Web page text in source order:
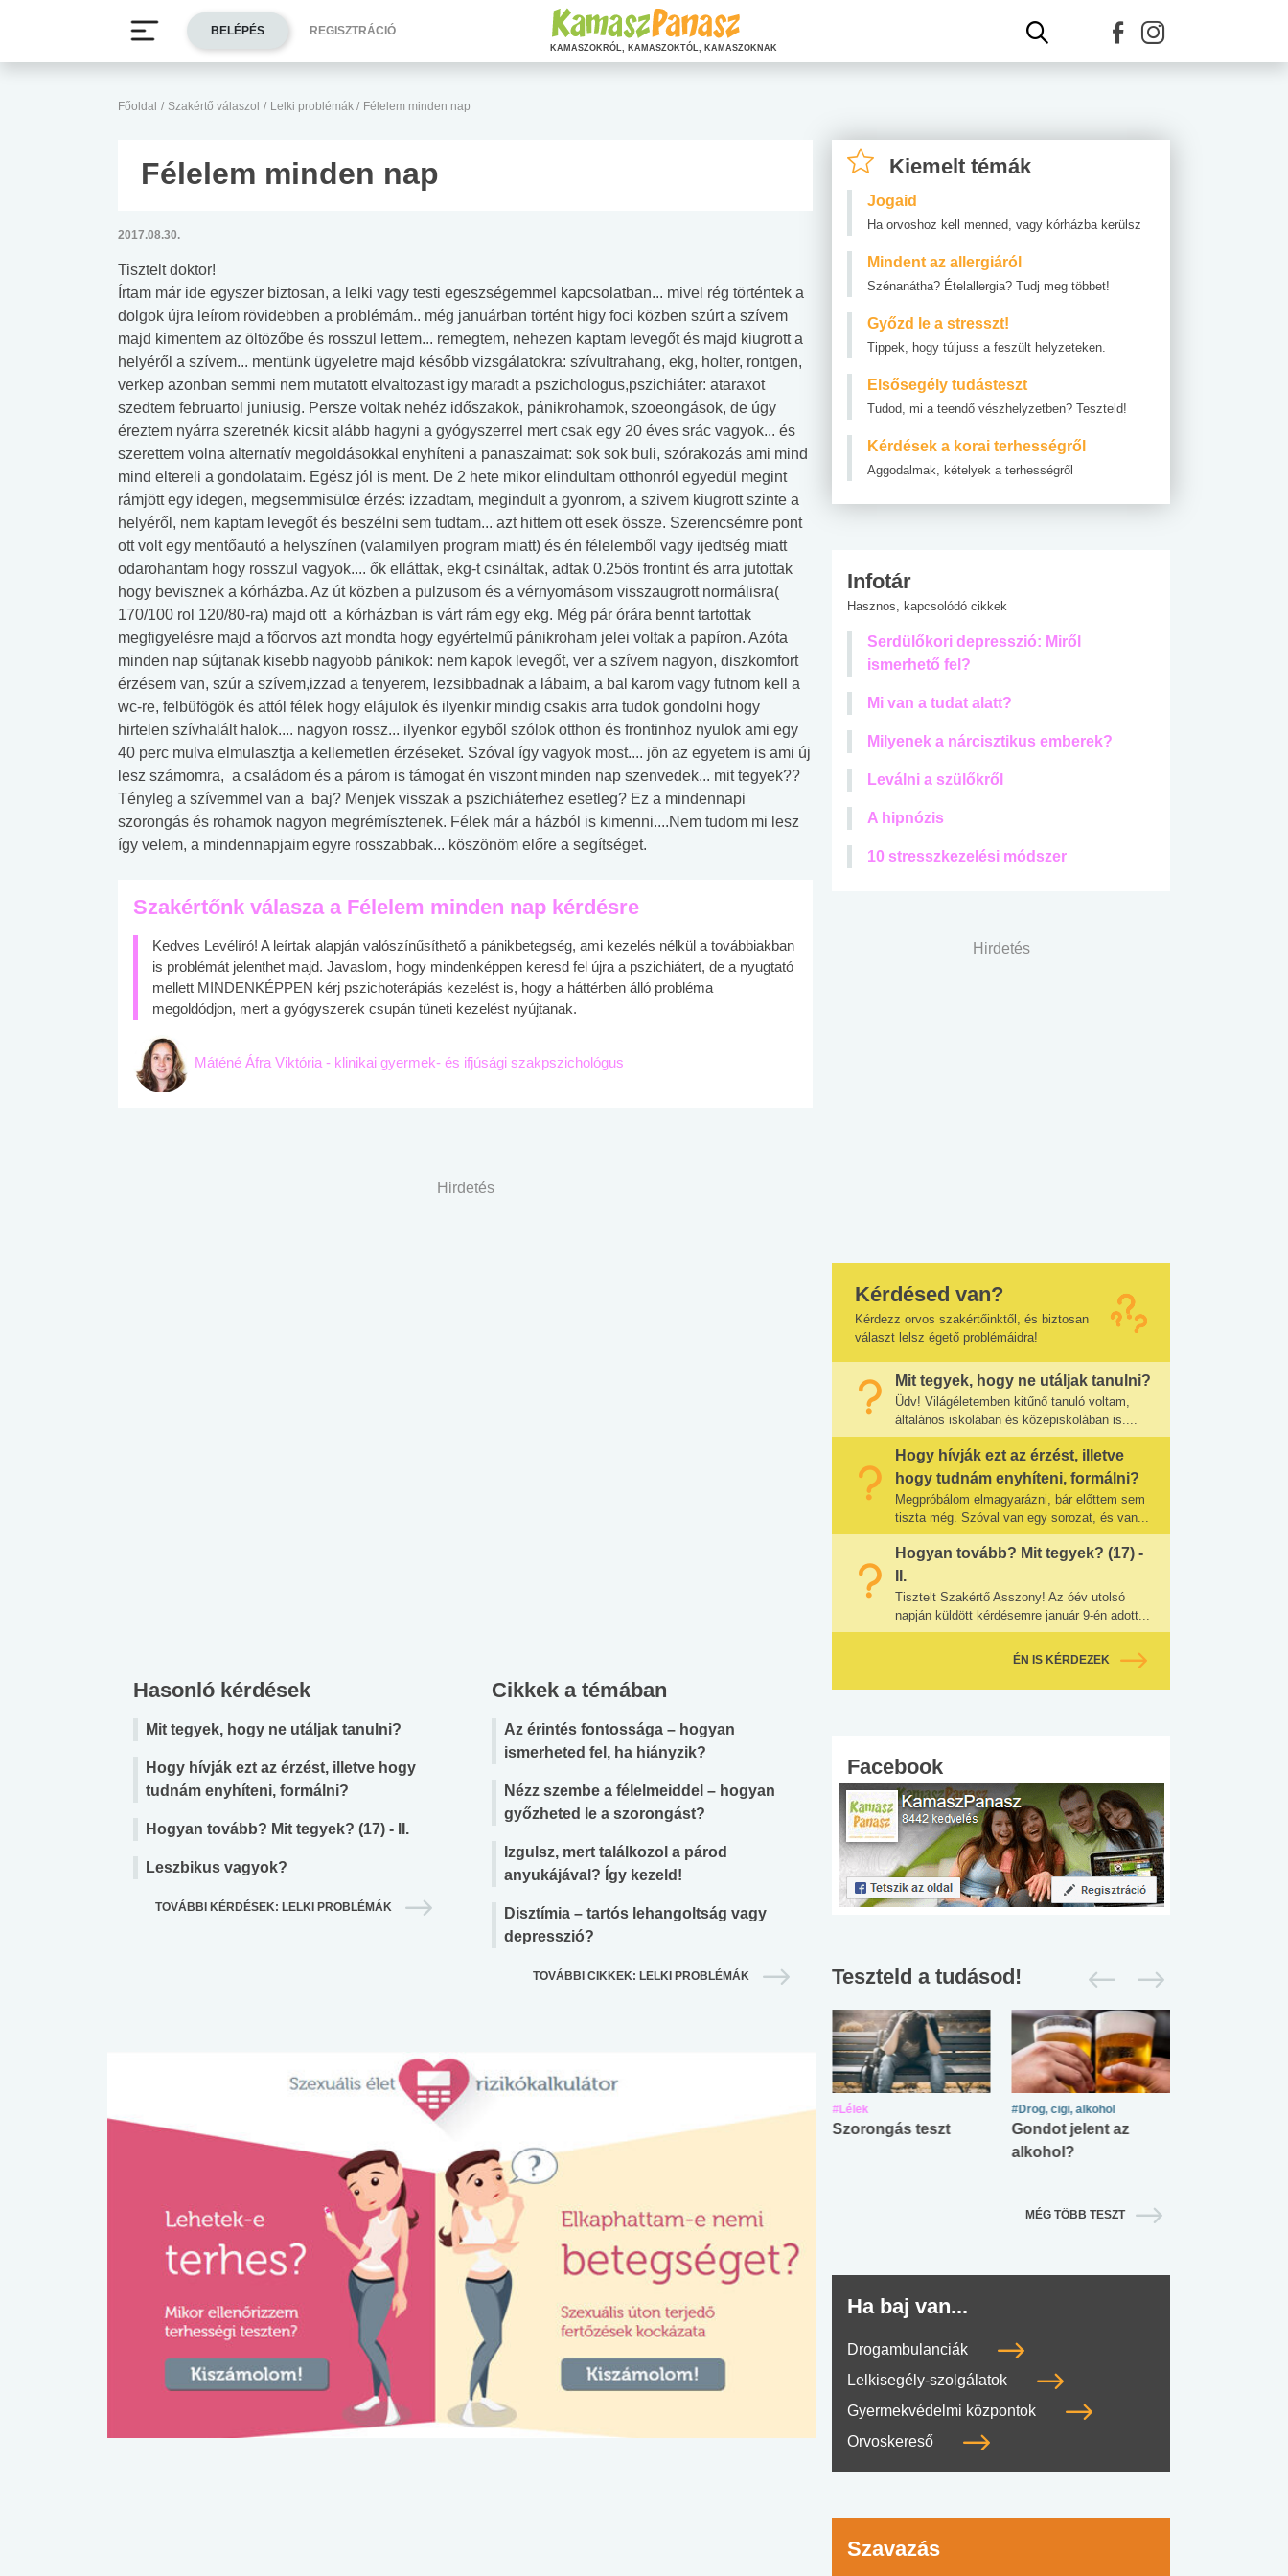
Főoldal / Szakértő válaszol / Lelki problémák / Félelem minden nap
Félelem minden nap
2017.08.30.
Tisztelt doktor!
Írtam már ide egyszer biztosan, a lelki vagy testi egeszségemmel kapcsolatban... mivel rég történtek a
dolgok újra leírom rövidebben a problémám.. még januárban történt higy foci közben szúrt a szívem
majd kimentem az öltözőbe és rosszul lettem... remegtem, nehezen kaptam levegőt és majd kiugrott a
helyéről a szívem... mentünk ügyeletre majd később vizsgálatokra: szívultrahang, ekg, holter, rontgen,
verkep azonban semmi nem mutatott elvaltozast igy maradt a pszichologus,pszichiáter: ataraxot
szedtem februartol juniusig. Persze voltak nehéz időszakok, pánikrohamok, szoeongások, de úgy
éreztem nyárra szeretnék kicsit alább hagyni a gyógyszerrel mert csak egy 20 éves srác vagyok... és
szerettem volna alternatív megoldásokkal enyhíteni a panaszaimat: sok sok buli, szórakozás ami mind
mind eltereli a gondolataim. Egész jól is ment. De 2 hete mikor elindultam otthonról egyedül megint
rámjött egy idegen, megsemmisülœ érzés: izzadtam, megindult a gyonrom, a szivem kiugrott szinte a
helyéről, nem kaptam levegőt és beszélni sem tudtam... azt hittem ott esek össze. Szerencsémre pont
ott volt egy mentőautó a helyszínen (valamilyen program miatt) és én félelemből vagy ijedtség miatt
odarohantam hogy rosszul vagyok.... ők elláttak, ekg-t csináltak, adtak 0.25ös frontint és arra jutottak
hogy bevisznek a kórházba. Az út közben a pulzusom és a vérnyomásom visszaugrott normálisra(
170/100 rol 120/80-ra) majd ott a kórházban is várt rám egy ekg. Még pár órára bennt tartottak
megfigyelésre majd a főorvos azt mondta hogy egyértelmű pánikroham jelei voltak a papíron. Azóta
minden nap sújtanak kisebb nagyobb pánikok: nem kapok levegőt, ver a szívem nagyon, diszkomfort
érzésem van, szúr a szívem,izzad a tenyerem, lezsibbadnak a lábaim, a bal karom vagy futnom kell a
wc-re, felbüfögök és attól félek hogy elájulok és ilyenkir mindig csakis arra tudok gondolni hogy
hirtelen szívhalált halok.... nagyon rossz... ilyenkor egyből szólok otthon és frontinhoz nyulok ami egy
40 perc mulva elmulasztja a kellemetlen érzéseket. Szóval így vagyok most.... jön az egyetem is ami új
lesz számomra, a családom és a párom is támogat én viszont minden nap szenvedek... mit tegyek??
Tényleg a szívemmel van a baj? Menjek visszak a pszichiáterhez esetleg? Ez a mindennapi
szorongás és rohamok nagyon megrémísztenek. Félek már a házból is kimenni....Nem tudom mi lesz
így velem, a mindennapjaim egyre rosszabbak... köszönöm előre a segítséget.
Szakértőnk válasza a Félelem minden nap kérdésre
Kedves Levélíró! A leírtak alapján valószínűsíthető a pánikbetegség, ami kezelés nélkül a továbbiakban
is problémát jelenthet majd. Javaslom, hogy mindenképpen keresd fel újra a pszichiátert, de a nyugtató
mellett MINDENKÉPPEN kérj pszichoterápiás kezelést is, hogy a háttérben álló probléma
megoldódjon, mert a gyógyszerek csupán tüneti kezelést nyújtanak.
Máténé Áfra Viktória - klinikai gyermek- és ifjúsági szakpszichológus
Hirdetés
Hasonló kérdések
Mit tegyek, hogy ne utáljak tanulni?
Hogy hívják ezt az érzést, illetve hogy
tudnám enyhíteni, formálni?
Hogyan tovább? Mit tegyek? (17) - II.
Leszbikus vagyok?
TOVÁBBI KÉRDÉSEK: LELKI PROBLÉMÁK
Cikkek a témában
Az érintés fontossága – hogyan
ismerheted fel, ha hiányzik?
Nézz szembe a félelmeiddel – hogyan
győzheted le a szorongást?
Izgulsz, mert találkozol a párod
anyukájával? Így kezeld!
Disztímia – tartós lehangoltság vagy
depresszió?
TOVÁBBI CIKKEK: LELKI PROBLÉMÁK
Kiemelt témák
Jogaid
Ha orvoshoz kell menned, vagy kórházba kerülsz
Mindent az allergiáról
Szénanátha? Ételallergia? Tudj meg többet!
Győzd le a stresszt!
Tippek, hogy túljuss a feszült helyzeteken.
Elsősegély tudásteszt
Tudod, mi a teendő vészhelyzetben? Teszteld!
Kérdések a korai terhességről
Aggodalmak, kételyek a terhességről
Infotár
Hasznos, kapcsolódó cikkek
Serdülőkori depresszió: Miről
ismerhető fel?
Mi van a tudat alatt?
Milyenek a nárcisztikus emberek?
Leválni a szülőkről
A hipnózis
10 stresszkezelési módszer
Hirdetés
Kérdésed van?
Kérdezz orvos szakértőinktől, és biztosan
választ lelsz égető problémáidra!
Mit tegyek, hogy ne utáljak tanulni?
Üdv! Világéletemben kitűnő tanuló voltam,
általános iskolában és középiskolában is....
Hogy hívják ezt az érzést, illetve
hogy tudnám enyhíteni, formálni?
Megpróbálom elmagyarázni, bár előttem sem
tiszta még. Szóval van egy sorozat, és van...
Hogyan tovább? Mit tegyek? (17) -
II.
Tisztelt Szakértő Asszony! Az óév utolsó
napján küldött kérdésemre január 9-én adott...
ÉN IS KÉRDEZEK
Facebook
Teszteld a tudásod!
Mekkora az ökológiai
tudásteszt
nyelvvizsga teszt -
No.42
Internet-függőség
#Lélek
Szorongás teszt
#Drog, cigi, alkohol
Gondot jelent az
alkohol?
MÉG TÖBB TESZT
Ha baj van...
Drogambulanciák
Lelkisegély-szolgálatok
Gyermekvédelmi központok
Orvoskereső
Szavazás
BELÉPÉS REGISZTRÁCIÓ
KAMASZOKRÓL, KAMASZOKTÓL, KAMASZOKNAK